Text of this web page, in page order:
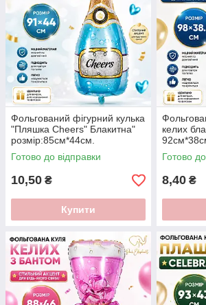
Фольгований фігурний кулька
"Пляшка Cheers" Блакитна"
розмір:85см*44см.
Готово до відправки
10,50 ₴
Купити
келих
Готово
8,40 ₴